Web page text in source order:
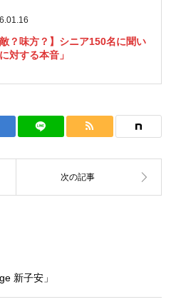
敵？味方？】シニア150名に聞い
対する本音」
新子安」